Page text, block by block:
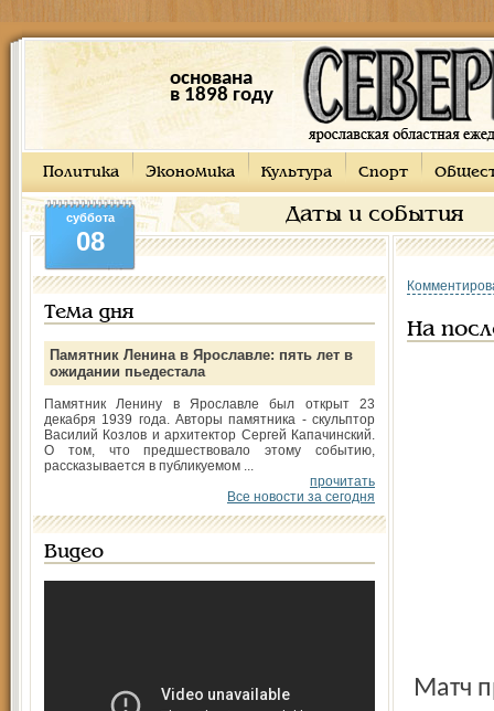
основана
в 1898 году
Политика Экономика Культура Спорт
Даты и события
суббота
08
Тема дня
Памятник Ленина в Ярославле: пять лет в
ожидании пьедестала
Памятник Ленину в Ярославле был открыт 23
декабря 1939 года. Авторы памятника - скульптор
Василий Козлов и архитектор Сергей Капачинский.
О том, что предшествовало этому событию,
рассказывается в публикуемом ...
прочитать
Все новости за сегодня
Видео
На
Матч проходил в упорной борьбе, в которой "Локомотив"